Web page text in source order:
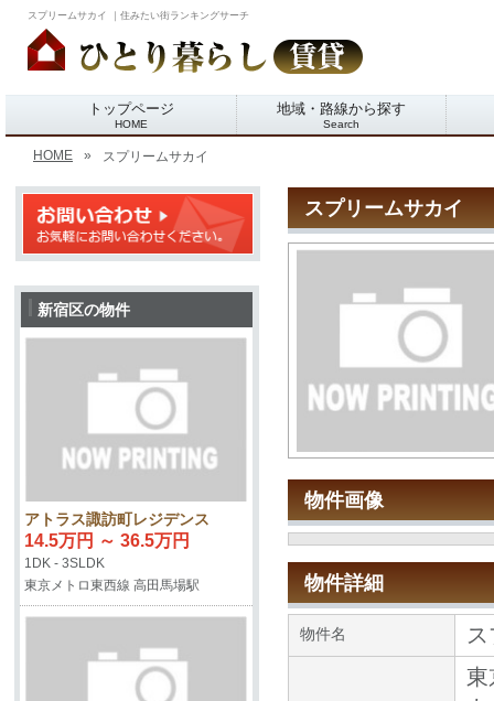
スプリームサカイ ｜住みたい街ランキングサーチ
トップページ
HOME
地域・路線から探す
Search
HOME » スプリームサカイ
スプリームサカイ
物件画像
物件詳細
物件名
東
新宿区の物件
アトラス諏訪町レジデンス
14.5万円 ～ 36.5万円
1DK - 3SLDK
東京メトロ東西線 高田馬場駅